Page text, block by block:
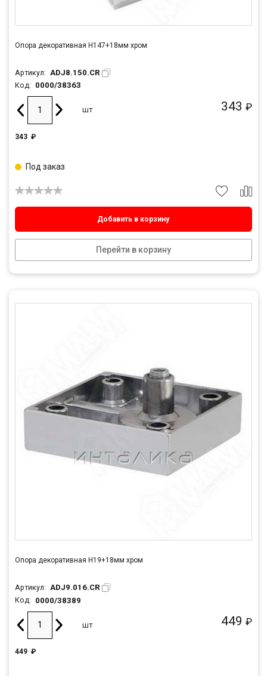
Опора декоративная Н147+18мм хром
Артикул: ADJ8.150.CR
Код: 0000/38363
343 ₽
шт
343 ₽
Добавить в корзину
Перейти в корзину
Под заказ
Опора декоративная Н19+18мм хром
Артикул: ADJ9.016.CR
Код: 0000/38389
449 ₽
шт
449 ₽